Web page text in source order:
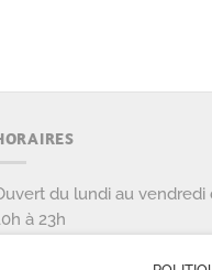
du lundi au vendredi
à 23h